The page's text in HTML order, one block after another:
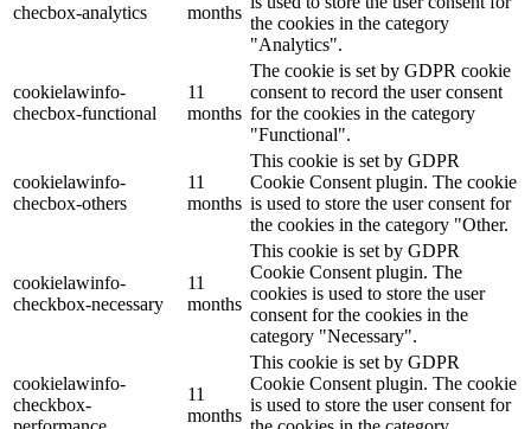
checbox-analytics
months
the cookies in the category
"Analytics".
cookielawinfo-
checbox-functional
11
months
The cookie is set by GDPR cookie
consent to record the user consent
for the cookies in the category
"Functional".
cookielawinfo-
checbox-others
11
months
This cookie is set by GDPR
Cookie Consent plugin. The cookie
is used to store the user consent for
the cookies in the category "Other.
cookielawinfo-
checkbox-necessary
11
months
This cookie is set by GDPR
Cookie Consent plugin. The
cookies is used to store the user
consent for the cookies in the
category "Necessary".
cookielawinfo-
checkbox-
11
months
This cookie is set by GDPR
Cookie Consent plugin. The cookie
is used to store the user consent for